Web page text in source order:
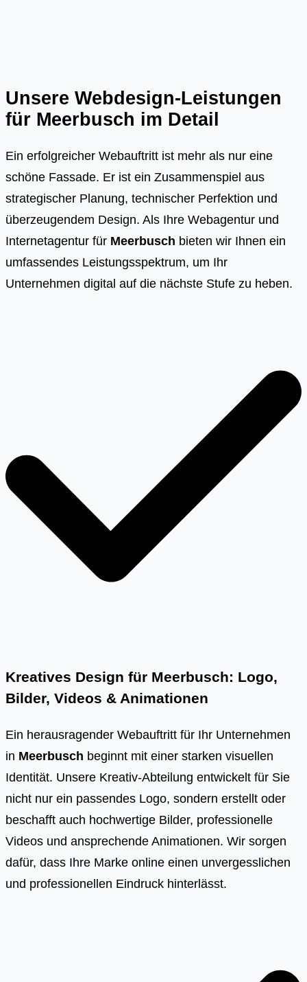
Unsere Webdesign-Leistungen
für Meerbusch im Detail
Ein erfolgreicher Webauftritt ist mehr als nur eine
schöne Fassade. Er ist ein Zusammenspiel aus
strategischer Planung, technischer Perfektion und
überzeugendem Design. Als Ihre Webagentur und
Internetagentur für Meerbusch bieten wir Ihnen ein
umfassendes Leistungsspektrum, um Ihr
Unternehmen digital auf die nächste Stufe zu heben.
Kreatives Design für Meerbusch: Logo,
Bilder, Videos & Animationen
Ein herausragender Webauftritt für Ihr Unternehmen
in Meerbusch beginnt mit einer starken visuellen
Identität. Unsere Kreativ-Abteilung entwickelt für Sie
nicht nur ein passendes Logo, sondern erstellt oder
beschafft auch hochwertige Bilder, professionelle
Videos und ansprechende Animationen. Wir sorgen
dafür, dass Ihre Marke online einen unvergesslichen
und professionellen Eindruck hinterlässt.